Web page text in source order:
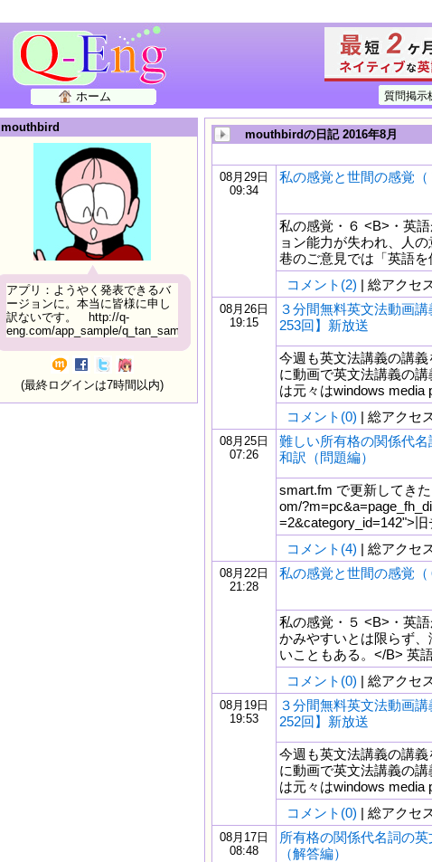
質問掲示
ホーム
mouthbird
アプリ：ようやく発表できるバ
ージョンに。本当に皆様に申し
訳ないです。 http://q-
eng.com/app_sample/q_tan_sample06.html
(最終ログインは7時間以内)
mouthbirdの日記 2016年8月
08月29日
09:34
私の感覚と世間の感覚（
私の感覚・６ <B>・英
ョン能力が失われ、人
巷のご意見では「英語
コメント(2) | 総アクセ
08月26日
19:15
３分間無料英文法動画講
253回】新放送
今週も英文法講義の講
に動画で英文法講義の
は元々はwindows media
コメント(0) | 総アクセ
08月25日
07:26
難しい所有格の関係代名
和訳（問題編）
smart.fm で更新してき
om/
=2&category_id=142">
コメント(4) | 総アクセ
08月22日
21:28
私の感覚と世間の感覚（
私の感覚・５ <B>・英
かみやすいとは限らず
いこともある。</B> 英
コメント(0) | 総アクセ
08月19日
19:53
３分間無料英文法動画講
252回】新放送
今週も英文法講義の講
に動画で英文法講義の
は元々はwindows media
コメント(0) | 総アクセ
08月17日
08:48
所有格の関係代名詞の英
（解答編）